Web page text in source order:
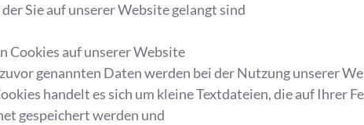
Sie auf unserer Website gelangt sind
Cookies auf unserer Website
genannten Daten werden bei der Nutzung unserer
handelt es sich um kleine Textdateien, die auf Ihrer
gespeichert werden und